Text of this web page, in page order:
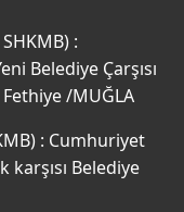
:
Belediye Çarşısı
/MUĞLA
: Cumhuriyet
Belediye